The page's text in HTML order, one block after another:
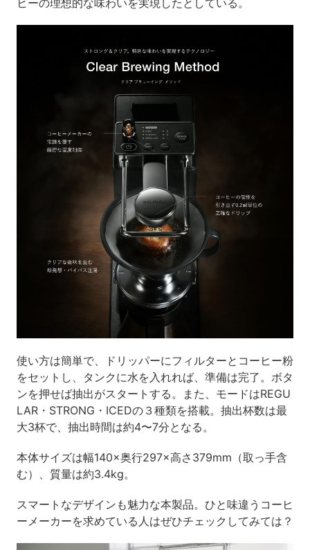
ヒーの理想的な味わいを実現したとしている。
使い方は簡単で、ドリッパーにフィルターとコーヒー粉
をセットし、タンクに水を入れれば、準備は完了。ボタ
ンを押せば抽出がスタートする。また、モードはREGU
LAR・STRONG・ICEDの３種類を搭載。抽出杯数は最
大3杯で、抽出時間は約4〜7分となる。
本体サイズは幅140×奥行297×高さ379mm（取っ手含
む）、質量は約3.4kg。
スマートなデザインも魅力な本製品。ひと味違うコーヒ
ーメーカーを求めている人はぜひチェックしてみては？